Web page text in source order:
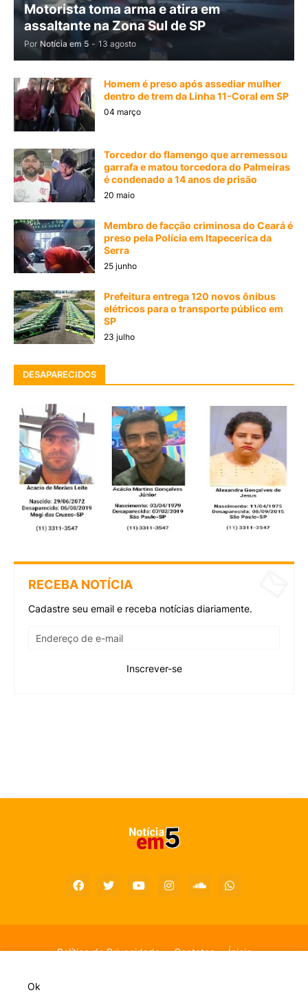
Motorista toma arma e atira em
assaltante na Zona Sul de SP
Por Notícia em 5 - 13 agosto
Homem é preso após assediar mulher
dentro de trem da Linha 11-Coral em SP
04 março
Torcedor do flamengo que arremessou
garrafa e matou torcedora do Palmeiras
é condenado a 14 anos de prisão
20 maio
Membro de facção criminosa do Ceará é
preso pela Polícia em Itapecerica da
Serra
25 junho
Prefeitura entrega 120 novos ônibus
elétricos para o transporte público em
SP
23 julho
DESAPARECIDOS
RECEBA NOTÍCIA
Cadastre seu email e receba notícias diariamente.
Política de Privacidade Contatos Ínicio
Ok